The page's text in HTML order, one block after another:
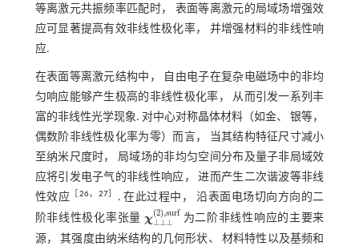
等离激元共振频率匹配时， 表面等离激元的局域场增强效
应可显著提高有效非线性极化率， 并增强材料的非线性响
应.
在表面等离激元结构中， 自由电子在复杂电磁场中的非均
匀响应能够产生极高的非线性极化率， 从而引发一系列丰
富的非线性光学现象. 对中心对称晶体材料（如金、 银等，
偶数阶非线性极化率为零）而言， 当其结构特征尺寸减小
至纳米尺度时， 局域场的非均匀空间分布及量子非局域效
应将引发电子气的非线性响应， 进而产生二次谐波等非线
性效应 ［26， 27］
. 在此过程中， 沿表面电场切向方向的二
阶非线性极化率张量 χ
(2),surf
⊥⊥⊥
χ⊥⊥⊥ 2,surf
为二阶非线性响应的主要来
源， 其强度由纳米结构的几何形状、 材料特性以及基频和